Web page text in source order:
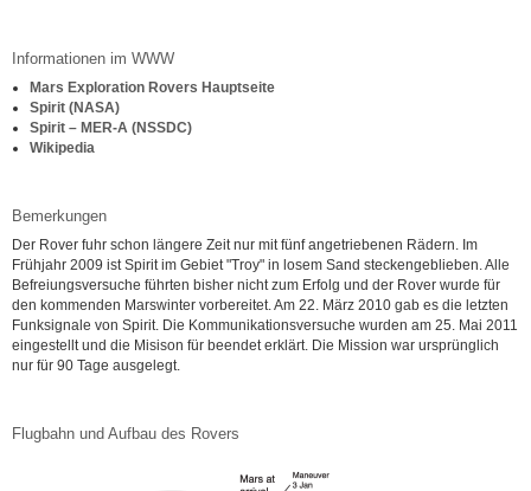
Informationen im WWW
Mars Exploration Rovers Hauptseite
Spirit (NASA)
Spirit – MER-A (NSSDC)
Wikipedia
Bemerkungen
Der Rover fuhr schon längere Zeit nur mit fünf angetriebenen Rädern. Im
Frühjahr 2009 ist Spirit im Gebiet "Troy" in losem Sand steckengeblieben. Alle
Befreiungsversuche führten bisher nicht zum Erfolg und der Rover wurde für
den kommenden Marswinter vorbereitet. Am 22. März 2010 gab es die letzten
Funksignale von Spirit. Die Kommunikationsversuche wurden am 25. Mai 2011
eingestellt und die Misison für beendet erklärt. Die Mission war ursprünglich
nur für 90 Tage ausgelegt.
Flugbahn und Aufbau des Rovers